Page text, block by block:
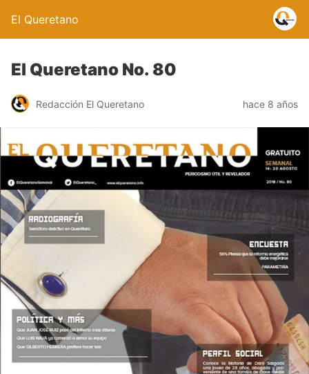
El Queretano
El Queretano No. 80
Redacción El Queretano hace 8 años